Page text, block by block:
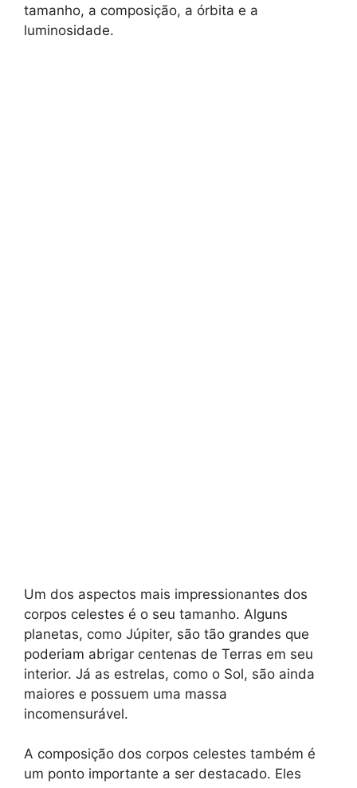
tamanho, a composição, a órbita e a
luminosidade.
Um dos aspectos mais impressionantes dos
corpos celestes é o seu tamanho. Alguns
planetas, como Júpiter, são tão grandes que
poderiam abrigar centenas de Terras em seu
interior. Já as estrelas, como o Sol, são ainda
maiores e possuem uma massa
incomensurável.
A composição dos corpos celestes também é
um ponto importante a ser destacado. Eles